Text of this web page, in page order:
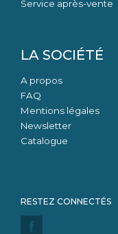
Service après-vente
LA SOCIÉTÉ
A propos
FAQ
Mentions légales
Newsletter
Catalogue